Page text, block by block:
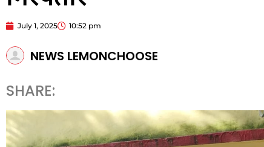
July 1, 2025 10:52 pm
NEWS LEMONCHOOSE
SHARE: